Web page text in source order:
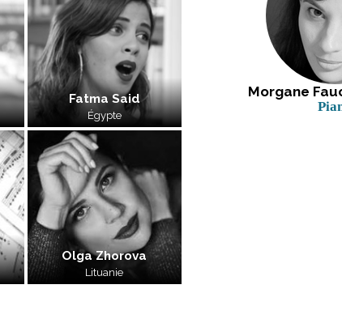
Fatma Said
Égypte
Olga Zhorova
Lituanie
Morgane